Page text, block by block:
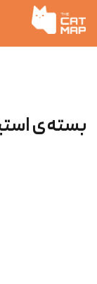
بسته‌ی